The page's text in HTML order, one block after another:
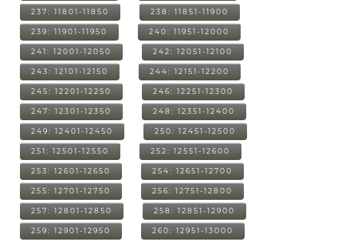
237: 11801-11850 238: 11851-11900
239: 11901-11950 240: 11951-12000
241: 12001-12050 242: 12051-12100
243: 12101-12150 244: 12151-12200
245: 12201-12250 246: 12251-12300
247: 12301-12350 248: 12351-12400
249: 12401-12450 250: 12451-12500
251: 12501-12550 252: 12551-12600
253: 12601-12650 254: 12651-12700
255: 12701-12750 256: 12751-12800
257: 12801-12850 258: 12851-12900
259: 12901-12950 260: 12951-13000